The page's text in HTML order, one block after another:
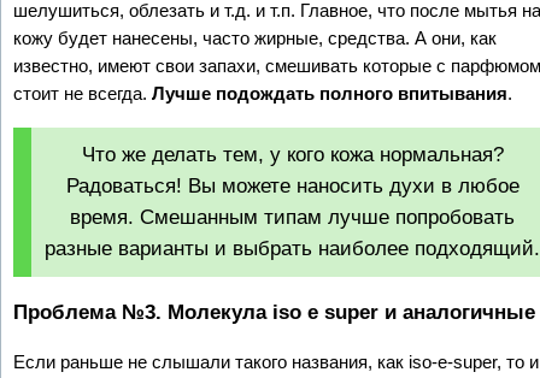
шелушиться, облезать и т.д. и т.п. Главное, что после мытья на
кожу будет нанесены, часто жирные, средства. А они, как
известно, имеют свои запахи, смешивать которые с парфюмом
стоит не всегда. Лучше подождать полного впитывания.
Что же делать тем, у кого кожа нормальная?
Радоваться! Вы можете наносить духи в любое
время. Смешанным типам лучше попробовать
разные варианты и выбрать наиболее подходящий.
Проблема №3. Молекула iso e super и аналогичные
Если раньше не слышали такого названия, как iso-e-super, то и